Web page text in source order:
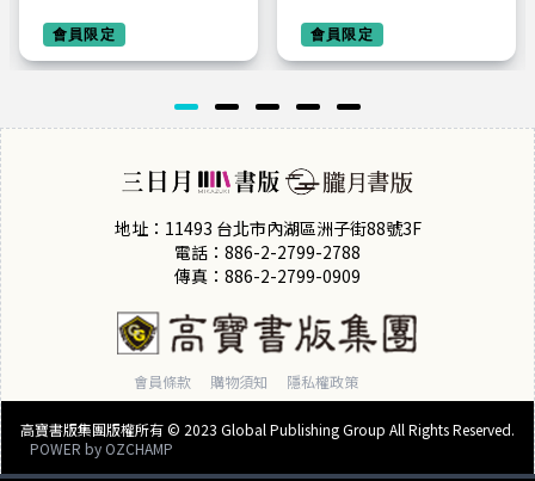
會員限定 會員限定
地址：11493 台北市內湖區洲子街88號3F
電話：886-2-2799-2788
傳真：886-2-2799-0909
會員條款 購物須知 隱私權政策
高寶書版集團版權所有 © 2023 Global Publishing Group All Rights Reserved.
POWER by OZCHAMP